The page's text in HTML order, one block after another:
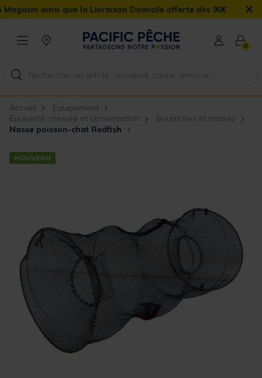
ainsi que la Livraison Domicile offerte dès 90€ ×
0
Accueil
Equipement
Épuisette, mesure et conservation
Bourriches et nasses
Nasse poisson-chat Redfish
NOUVEAU